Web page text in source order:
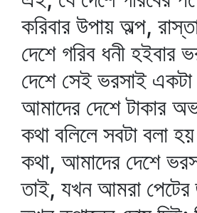
করিবার উপায় অল্প,
দেশে গরিব ধনী হইবার
দেশে সেই ভরসাই
আমাদের দেশে টাকার
কথা বলিলে সবটা বলা
কথা, আমাদের দেশে
তাই, যখন আমরা পেটের